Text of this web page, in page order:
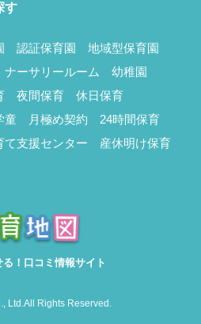
す
認証保育園
地域型保育園
ナーサリールーム
幼稚園
夜間保育
休日保育
童 月極め契約
24時間保育
て支援センター 産休明け保育
！口コミ情報サイト
Ltd.All Rights Reserved.